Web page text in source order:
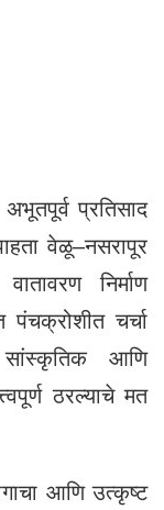
प्रतिसाद
वेळू–नसरापूर
निर्माण
चर्चा
आणि
ठरल्याचे मत
आणि उत्कृष्ट